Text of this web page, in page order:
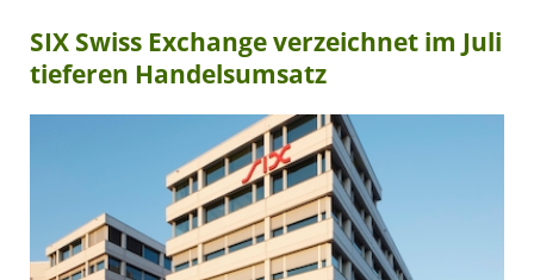
SIX Swiss Exchange verzeichnet im Juli
tieferen Handelsumsatz